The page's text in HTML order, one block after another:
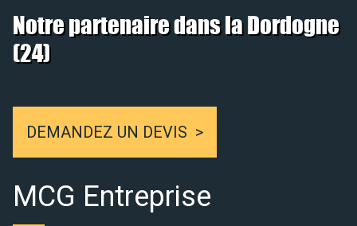
Notre partenaire dans la Dordogne
(24)
DEMANDEZ UN DEVIS
MCG Entreprise